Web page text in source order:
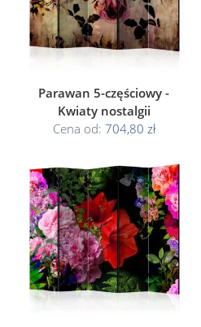
Parawan 5-częściowy -
Kwiaty nostalgii
Cena od: 704,80 zł